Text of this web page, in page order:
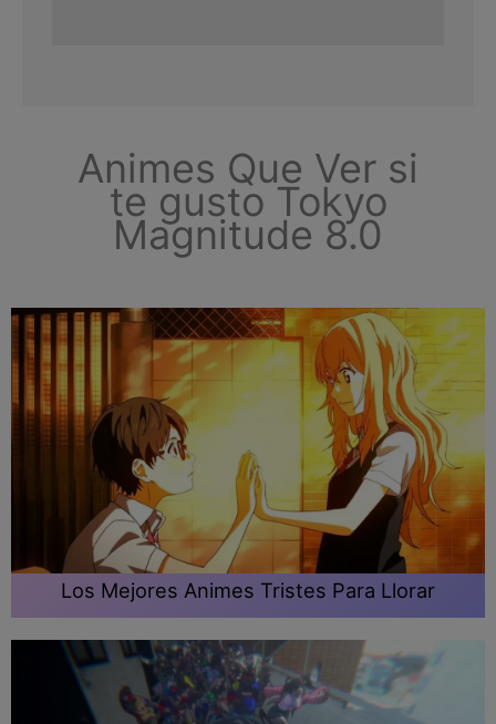
Animes Que Ver si
te gusto Tokyo
Magnitude 8.0
Los Mejores Animes Tristes Para Llorar